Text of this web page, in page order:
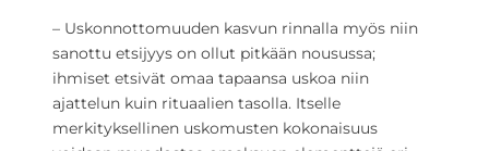
– Uskonnottomuuden kasvun rinnalla myös niin
sanottu etsijyys on ollut pitkään nousussa;
ihmiset etsivät omaa tapaansa uskoa niin
ajattelun kuin rituaalien tasolla. Itselle
merkityksellinen uskomusten kokonaisuus